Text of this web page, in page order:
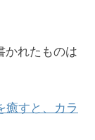
かれたものは
癒すと、カラ